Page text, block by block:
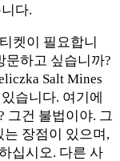
다.
켓이 필요합니
문하고 싶습니까?
Salt Mines
습니다. 여기에
그건 불법이야. 그
장점이 있으며,
십시오. 다른 사